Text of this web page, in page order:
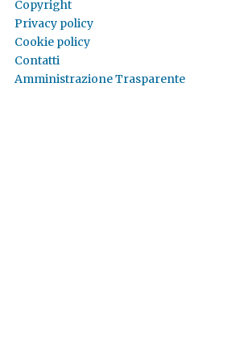
Copyright
Privacy policy
Cookie policy
Contatti
Amministrazione Trasparente